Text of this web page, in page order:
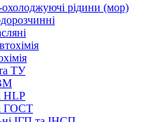
рідини (мор)
ТУ
HLP
ГОСТ